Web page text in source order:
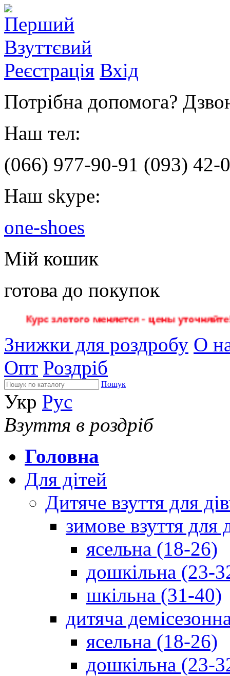
Реєстрація Вхід
Потрібна допомога?
Наш тел:
(066) 977-90-91 (093) 42-
Наш skype:
one-shoes
Мій кошик
готова до покупок
Знижки для роздробу О
Опт Роздріб
Пошук
Укр Рус
Взуття в роздріб
Головна
Для дітей
Дитяче взуття для
зимове взуття для
ясельна (18-26)
дошкільна (23-
шкільна (31-40)
дитяча
ясельна (18-26)
дошкільна (23-